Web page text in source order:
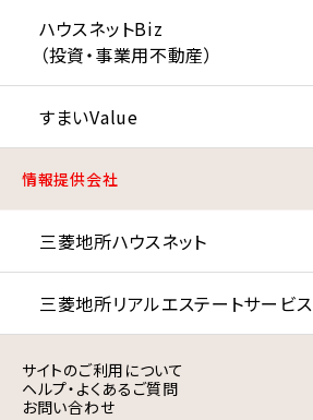
ハウスネットBiz
（投資・事業用不動産）
すまいValue
情報提供会社
三菱地所ハウスネット
三菱地所リアルエステートサービス
サイトのご利用について
ヘルプ・よくあるご質問
お問い合わせ